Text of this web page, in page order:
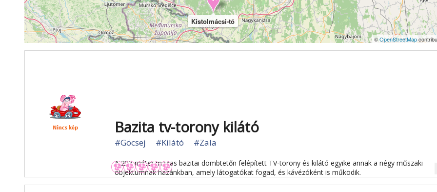
Kistolmácsi-tó
©OpenStreetMap
Bazita tv-torony kilátó
#Göcsej #Kilátó #Zala
A 293 méter magas bazitai dombtetőn felépített TV-torony és kilátó egyike annak a négy műszaki
objektumnak hazánkban, amely látogatókat fogad, és kávézóként is működik.